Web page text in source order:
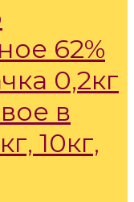
62%
0,2кг
в
10кг,